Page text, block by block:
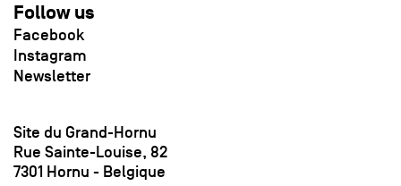
Follow us
Facebook
Instagram
Newsletter
Site du Grand-Hornu
Rue Sainte-Louise, 82
7301 Hornu - Belgique